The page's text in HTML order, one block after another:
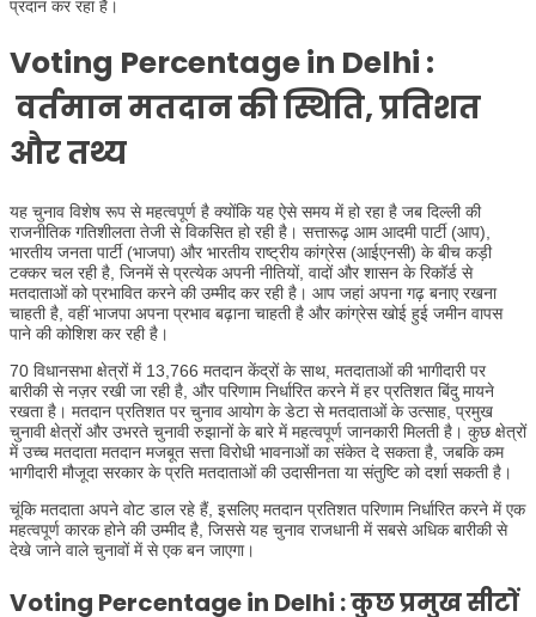
प्रदान कर रहा है।
Voting Percentage in Delhi :
वर्तमान मतदान की स्थिति, प्रतिशत
और तथ्य
यह चुनाव विशेष रूप से महत्वपूर्ण है क्योंकि यह ऐसे समय में हो रहा है जब दिल्ली की
राजनीतिक गतिशीलता तेजी से विकसित हो रही है। सत्तारूढ़ आम आदमी पार्टी (आप),
भारतीय जनता पार्टी (भाजपा) और भारतीय राष्ट्रीय कांग्रेस (आईएनसी) के बीच कड़ी
टक्कर चल रही है, जिनमें से प्रत्येक अपनी नीतियों, वादों और शासन के रिकॉर्ड से
मतदाताओं को प्रभावित करने की उम्मीद कर रही है। आप जहां अपना गढ़ बनाए रखना
चाहती है, वहीं भाजपा अपना प्रभाव बढ़ाना चाहती है और कांग्रेस खोई हुई जमीन वापस
पाने की कोशिश कर रही है।
70 विधानसभा क्षेत्रों में 13,766 मतदान केंद्रों के साथ, मतदाताओं की भागीदारी पर
बारीकी से नज़र रखी जा रही है, और परिणाम निर्धारित करने में हर प्रतिशत बिंदु मायने
रखता है। मतदान प्रतिशत पर चुनाव आयोग के डेटा से मतदाताओं के उत्साह, प्रमुख
चुनावी क्षेत्रों और उभरते चुनावी रुझानों के बारे में महत्वपूर्ण जानकारी मिलती है। कुछ क्षेत्रों
में उच्च मतदाता मतदान मजबूत सत्ता विरोधी भावनाओं का संकेत दे सकता है, जबकि कम
भागीदारी मौजूदा सरकार के प्रति मतदाताओं की उदासीनता या संतुष्टि को दर्शा सकती है।
चूंकि मतदाता अपने वोट डाल रहे हैं, इसलिए मतदान प्रतिशत परिणाम निर्धारित करने में एक
महत्वपूर्ण कारक होने की उम्मीद है, जिससे यह चुनाव राजधानी में सबसे अधिक बारीकी से
देखे जाने वाले चुनावों में से एक बन जाएगा।
Voting Percentage in Delhi : कुछ प्रमुख सीटों